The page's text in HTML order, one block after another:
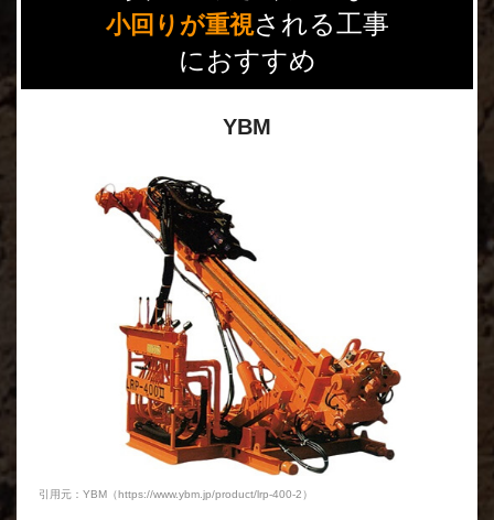
小回りが重視される工事
におすすめ
YBM
引用元：YBM（https://www.ybm.jp/product/lrp-400-2）